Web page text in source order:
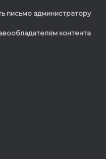
письмо администратору
контента